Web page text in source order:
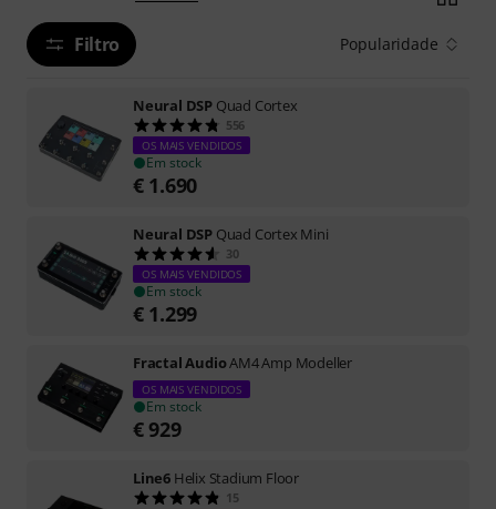
Filtro Popularidade
Neural DSP Quad Cortex
556
OS MAIS VENDIDOS
Em stock
€ 1.690
Neural DSP Quad Cortex Mini
30
OS MAIS VENDIDOS
Em stock
€ 1.299
Fractal AudioAM4 Amp Modeller
OS MAIS VENDIDOS
Em stock
€929
Line6 Helix Stadium Floor
15